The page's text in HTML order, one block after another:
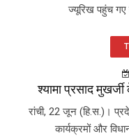
ज्यूरिख पहुंच
श्यामा प्रसाद
रांची, 22 जून (हि.स.)।
कार्यक्रमों और